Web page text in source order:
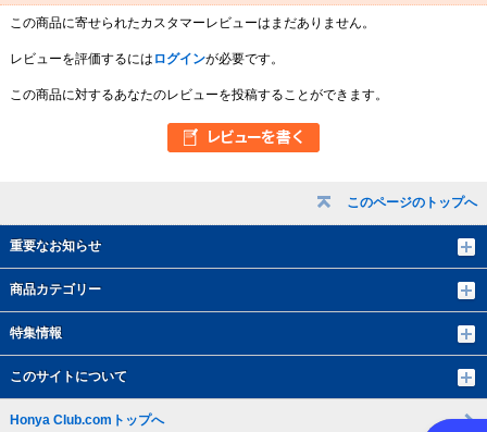
このページのトップへ
重要なお知らせ
商品カテゴリー
特集情報
このサイトについて
この商品に寄せられたカスタマーレビューはまだありません。
レビューを評価するには ログインが必要です。
この商品に対するあなたのレビューを投稿することができます。
Honya Club.comトップへ